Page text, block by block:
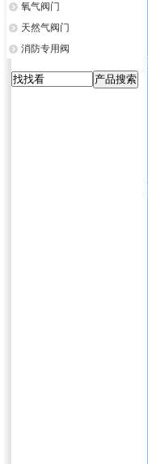
氧气阀门
天然气阀门
消防专用阀